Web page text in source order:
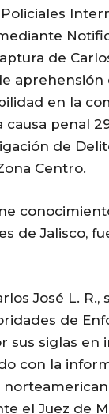
de
aprehensión
en la
causa penal
de
Centro.
de Jalisco,
José L. R.,
de
sus siglas en
con la
el Juez de